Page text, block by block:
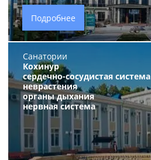
Подробнее
Санатории
Кохинур
сердечно-сосудистая система
неврастения
органы дыхания
нервная система